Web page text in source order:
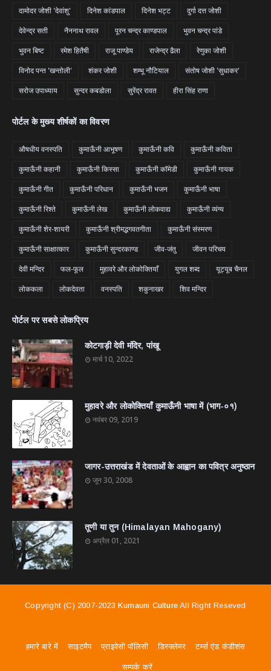
दामोदर जोशी 'देवांशु'
दिनेश कांडपाल दिनेश भट्ट
दुर्गा दत्त जोशी
देवेन्द्र सती
नैननाथ रावल पूरन चन्द्र काण्डपाल
भुवन चन्द्र पांडे
भुवन बिष्ट
रमेश हितैषी राजू पाण्डेय राजेन्द्र ढैला
रेणुका जोशी
विनोद पन्त 'खन्तोली'
शंकर जोशी शम्भू नौटियाल
संतोष जोशी 'सुधाकर'
सरोज उपाध्याय
सुन्दर कबडोला सुरेंद्र रावत हीरा सिंह राणा
पोर्टल के मुख्य शीर्षकों का विवरण
औषधीय वनस्पति कुमाऊँनी आभूषण कुमाऊँनी कवि
कुमाऊँनी कविता
कुमाऊँनी कहानी
कुमाऊँनी किस्सा कुमाऊँनी कॉमेडी
कुमाऊँनी गायक
कुमाऊँनी गीत
कुमाऊँनी परिधान कुमाऊँनी भजन
कुमाऊँनी भाषा
कुमाऊँनी रिश्ते
कुमाऊँनी लेख कुमाऊँनी लोकवाद्य
कुमाऊँनी व्यंग्य
कुमाऊँनी शेर-शायरी
कुमाऊँनी श्रीमद्भगवतगीता
कुमाऊँनी संस्मरण
कुमाऊँनी साक्षात्कार
कुमाऊँनी सुन्दरकाण्ड जीव-जंतु
जीवन परिचय
देवी मन्दिर
फल-फूल मुहावरे और लोकोक्तियाँ युगल शब्द
यूट्यूब चैनल
लोककला
लोकदेवता वनस्पति शकुनाखर शिव मन्दिर
पोर्टल पर सबसे लोकप्रिय
कोटगाड़ी देवी मंदिर, पांखू
मार्च 10, 2022
मुहावरे और लोकोक्तियाँ कुमाऊँनी भाषा में (भाग-०१)
नवंबर 09, 2019
जागर-उत्तराखंड में देवताओं के आह्वान का पवित्र अनुष्ठान
जून 30, 2008
तूणी या तुन (Himalayan Mahogany)
अप्रैल 01, 2021
Copyright (c) 2007-2023Kumauni Culture All Right Reseved
हमारे बारे में साइटमैप प्राइवेसी पॉलिसी डिस्क्लेमर टर्म्स एंड कंडीशंस
सम्पर्क करें